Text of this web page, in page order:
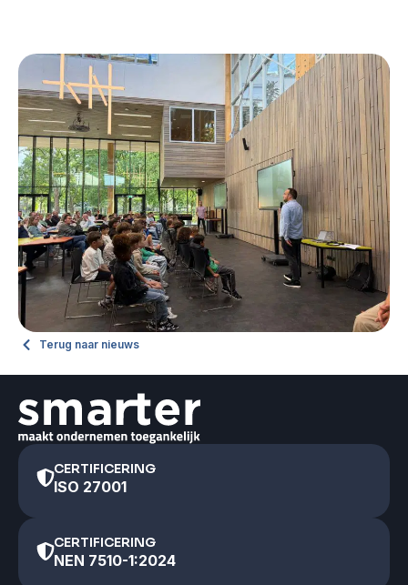
Terug naar nieuws
CERTIFICERING
ISO 27001
CERTIFICERING
NEN 7510-1:2024